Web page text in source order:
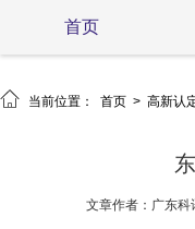
首页
 当前位置： 首页 > 高新认
文章作者：广东科